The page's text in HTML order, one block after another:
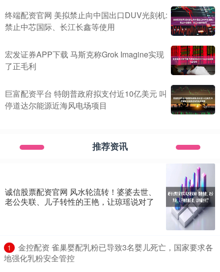
终端配资官网 美拟禁止向中国出口DUV光刻机:
禁止中芯国际、长江长鑫等使用
宏发证券APP下载 马斯克称Grok Imagine实现
了正毛利
巨富配资平台 特朗普政府拟支付近10亿美元 叫
停道达尔能源近海风电场项目
推荐资讯
诚信股票配资官网 风水轮流转！婆婆去世、
老公失联、儿子转性的王艳，让琼瑶说对了
1
​金控配资 雀巢婴配乳粉已导致3名婴儿死亡，国家要求各
地强化乳粉安全管控